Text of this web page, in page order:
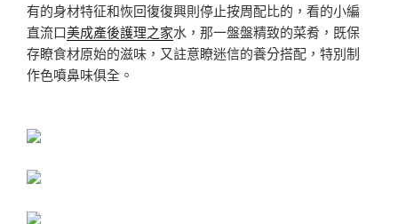
有的身材特征和恢回復復興則停止按周配比的，看的小編
直流口美成產後護理之家水，那一盤盤精致的菜肴，既保
存瞭食材原始的滋味，又註意瞭迷信的養分搭配，特別制
作色噴鼻味俱全。